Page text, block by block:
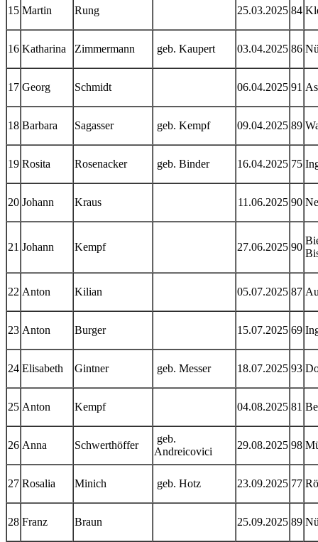
15 Martin Rung 25.03.2025 84
16 Katharina Zimmermann geb. Kaupert 03.04.2025 86
17 Georg Schmidt 06.04.2025 91
18 Barbara Sagasser geb. Kempf 09.04.2025 89
19 Rosita Rosenacker geb. Binder 16.04.2025 75
20 Johann Kraus 11.06.2025 90
21 Johann Kempf 27.06.2025 90
22 Anton Kilian 05.07.2025 87
23 Anton Burger 15.07.2025 69
24 Elisabeth Gintner geb. Messer 18.07.2025 93
25 Anton Kempf 04.08.2025 81
26 Anna Schwerthöffer
geb.
Andreicovici
29.08.2025 98
27 Rosalia Minich geb. Hotz 23.09.2025 77
28 Franz Braun 25.09.2025 89